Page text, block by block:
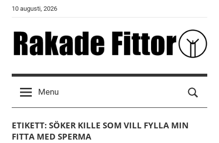
Skip
content
10 augusti, 2026
Rakade
Fittor
Menu
ETIKETT: SÖKER KILLE SOM VILL FYLLA MIN
FITTA MED SPERMA